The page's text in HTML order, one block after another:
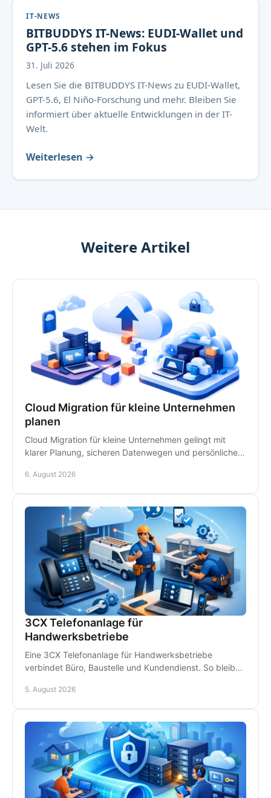
IT-NEWS
BITBUDDYS IT-News: EUDI-Wallet und
GPT-5.6 stehen im Fokus
31. Juli 2026
Lesen Sie die BITBUDDYS IT-News zu EUDI-Wallet,
GPT-5.6, El Niño-Forschung und mehr. Bleiben Sie
informiert über aktuelle Entwicklungen in der IT-
Welt.
Weiterlesen →
Weitere Artikel
Cloud Migration für kleine Unternehmen
planen
Cloud Migration für kleine Unternehmen gelingt mit
klarer Planung, sicheren Datenwegen und persönlicher
6. August 2026
3CX Telefonanlage für
Handwerksbetriebe
Eine 3CX Telefonanlage für Handwerksbetriebe
verbindet Büro, Baustelle und Kundendienst. So bleiben
5. August 2026